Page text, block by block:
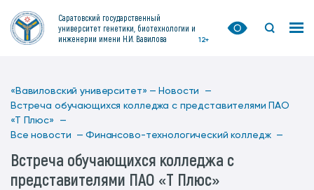
Саратовский государственный
университет генетики, биотехнологии и
инженерии имени Н.И. Вавилова
12+
«Вавиловский университет» — Новости —
Встреча обучающихся колледжа с представителями ПАО
«Т Плюс» —
Все новости — Финансово-технологический колледж —
Встреча обучающихся колледжа с
представителями ПАО «Т Плюс»